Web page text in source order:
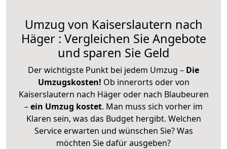
Umzug von Kaiserslautern nach
Häger : Vergleichen Sie Angebote
und sparen Sie Geld
Der wichtigste Punkt bei jedem Umzug – Die
Umzugskosten! Ob innerorts oder von
Kaiserslautern nach Häger oder nach Blaubeuren
–ein Umzug kostet. Man muss sich vorher im
Klaren sein, was das Budget hergibt. Welchen
Service erwarten und wünschen Sie? Was
möchten Sie dafür ausgeben?